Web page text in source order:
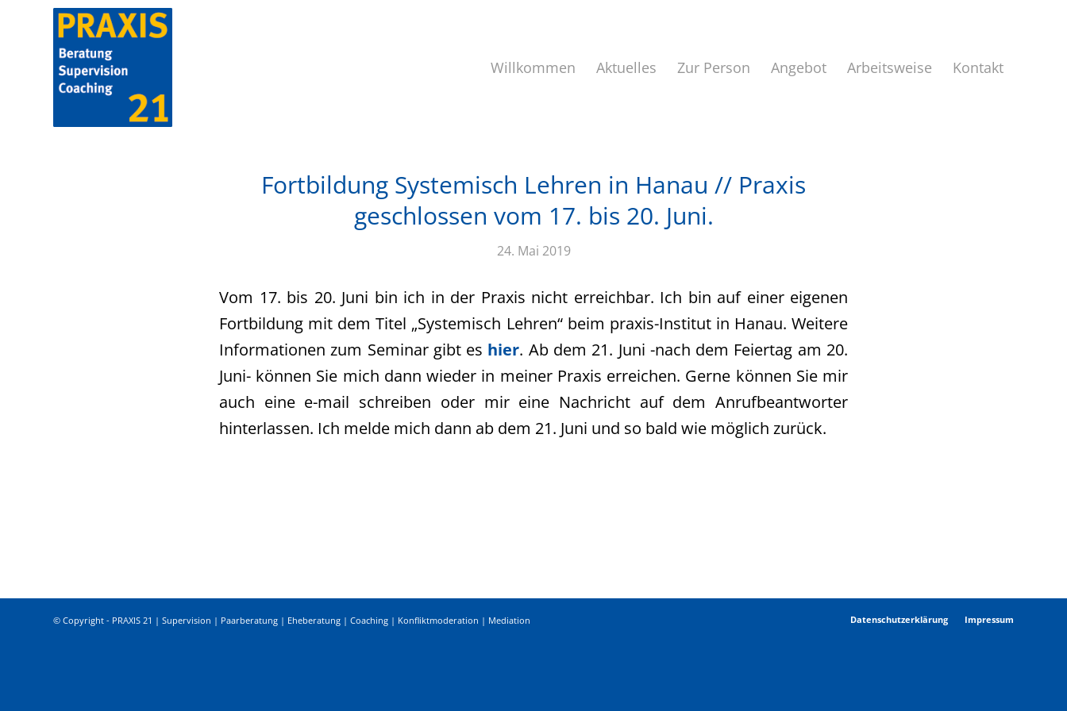
Willkommen Aktuelles Zur Person Angebot Arbeitsweise Kontakt
Fortbildung Systemisch Lehren in Hanau // Praxis
geschlossen vom 17. bis 20. Juni.
24. Mai 2019
Vom 17. bis 20. Juni bin ich in der Praxis nicht erreichbar. Ich bin auf einer eigenen
Fortbildung mit dem Titel „Systemisch Lehren“ beim praxis-Institut in Hanau. Weitere
Informationen zum Seminar gibt es hier. Ab dem 21. Juni -nach dem Feiertag am 20.
Juni- können Sie mich dann wieder in meiner Praxis erreichen. Gerne können Sie mir
auch eine e-mail schreiben oder mir eine Nachricht auf dem Anrufbeantworter
hinterlassen. Ich melde mich dann ab dem 21. Juni und so bald wie möglich zurück.
© Copyright - PRAXIS 21 | Supervision | Paarberatung | Eheberatung | Coaching | Konfliktmoderation | Mediation Datenschutzerklärung Impressum